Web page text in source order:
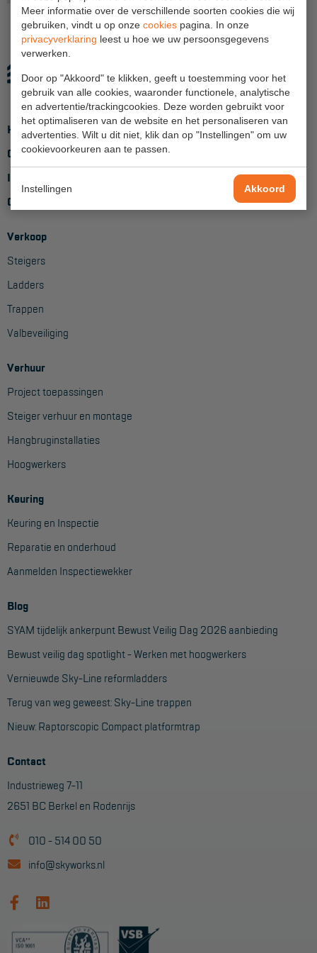
Meer informatie over de verschillende soorten cookies die wij
gebruiken, vindt u op onze cookies pagina. In onze
privacyverklaring leest u hoe we uw persoonsgegevens
verwerken.
Door op "Akkoord" te klikken, geeft u toestemming voor het
gebruik van alle cookies, waaronder functionele, analytische
en advertentie/trackingcookies. Deze worden gebruikt voor
het optimaliseren van de website en het personaliseren van
advertenties. Wilt u dit niet, klik dan op "Instellingen" om uw
cookievoorkeuren aan te passen.
Instellingen Akkoord
Hangbruginstallaties
Schilderwerkzaamheden
Gevelrenovatie
Industrieel onderhoud
Hoogwerkers
Telescoop hoogwerkers
Knikarmhoogwerkers
Project toepassingen
Hoogbouw
Industrie
Projectvoorbeelden
Steigers
Aanmelden Inspectiewekker
Product video's
SUPPORT
Handleidingen
Tips en trucs
Home
Over ons
Inloggen
Contact
Verkoop
Steigers
Ladders
Trappen
Valbeveiliging
Verhuur
Project toepassingen
Steiger verhuur en montage
Hangbruginstallaties
Hoogwerkers
Keuring
Keuring en Inspectie
Reparatie en onderhoud
Aanmelden Inspectiewekker
Blog
SYAM tijdelijk ankerpunt Bewust Veilig Dag 2026 aanbieding
Bewust veilig dag spotlight - Werken met hoogwerkers
Vernieuwde Sky-Line reformladders
Terug van weg geweest: Sky-Line trappen
Nieuw: Raptorscopic Compact platformtrap
Contact
Industrieweg 7-11
2651 BC Berkel en Rodenrijs
010 - 514 00 50
info@skyworks.nl